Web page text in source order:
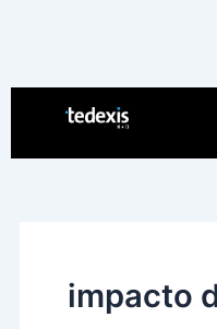
impacto